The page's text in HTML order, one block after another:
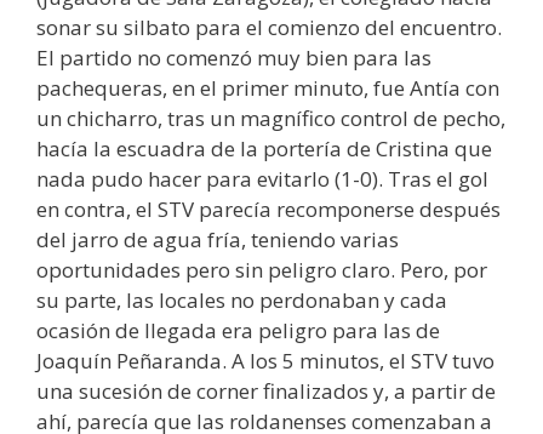
sonar su silbato para el comienzo del encuentro.
El partido no comenzó muy bien para las
pachequeras, en el primer minuto, fue Antía con
un chicharro, tras un magnífico control de pecho,
hacía la escuadra de la portería de Cristina que
nada pudo hacer para evitarlo (1-0). Tras el gol
en contra, el STV parecía recomponerse después
del jarro de agua fría, teniendo varias
oportunidades pero sin peligro claro. Pero, por
su parte, las locales no perdonaban y cada
ocasión de llegada era peligro para las de
Joaquín Peñaranda. A los 5 minutos, el STV tuvo
una sucesión de corner finalizados y, a partir de
ahí, parecía que las roldanenses comenzaban a